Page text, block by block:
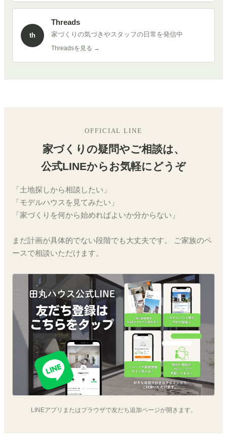
th
Threads
家づくりの気づきやスタッフの日常を発信中
Threadsを見る →
OFFICIAL LINE
家づくりの疑問やご相談は、
公式LINEからお気軽にどうぞ
「土地探しから相談したい」
「モデルハウスを見てみたい」
「家づくりを何から始めればよいか分からない」
まだ計画が具体的でない段階でも大丈夫です。 ご家族のペ
ースで相談いただけます。
LINEアプリまたはブラウザで友だち追加ページが開きます。